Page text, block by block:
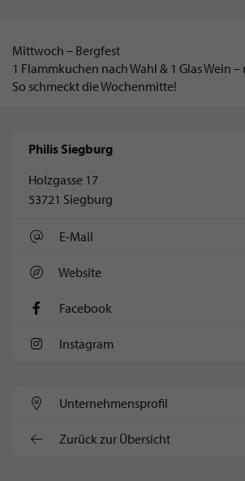
Mittwoch – Bergfest
1 Flammkuchen nach Wahl & 1 Glas Wein –
So schmeckt die Wochenmitte!
Philis Siegburg
Holzgasse 17
53721 Siegburg
E-Mail
Website
Facebook
Instagram
Unternehmens­profil
Zurück zur Übersicht